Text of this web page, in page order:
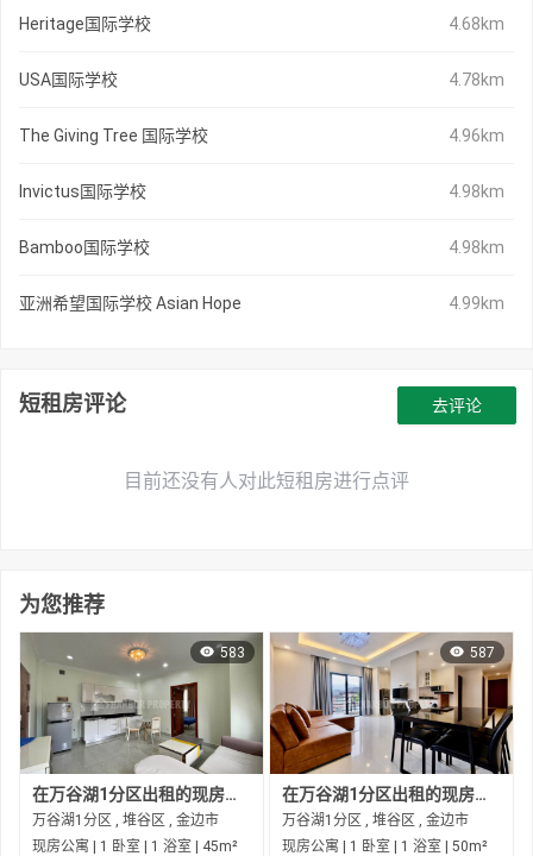
Heritage国际学校 4.68km
USA国际学校 4.78km
The Giving Tree 国际学校 4.96km
Invictus国际学校 4.98km
Bamboo国际学校 4.98km
亚洲希望国际学校 Asian Hope 4.99km
短租房评论
目前还没有人对此短租房进行点评
去评论
为您推荐
583
在万谷湖1分区出租的现房公寓
万谷湖1分区 , 堆谷区 , 金边市
现房公寓 | 1 卧室 | 1 浴室 | 45m²
587
在万谷湖1分区出租的现房公寓
万谷湖1分区 , 堆谷区 , 金边市
现房公寓 | 1 卧室 | 1 浴室 | 50m²